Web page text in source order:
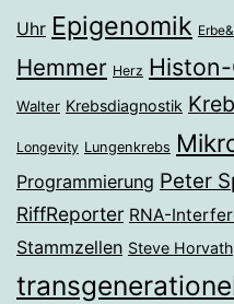
Uhr Epigenomik
Hemmer Herz
Walter Krebsdiagnostik
Longevity Lungenkrebs
Programmierung Peter
RiffReporter RNA-
Stammzellen Steve Horvath